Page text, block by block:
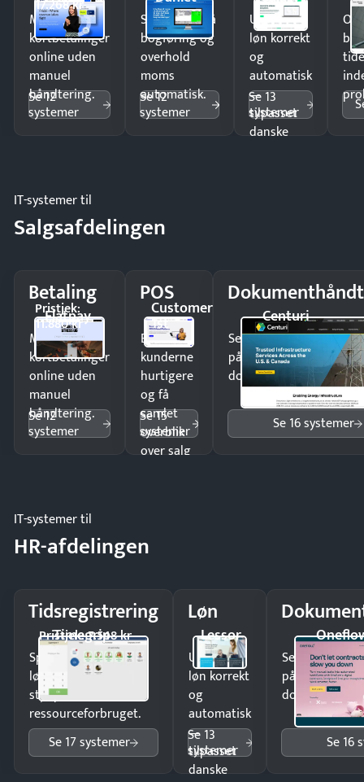
17.268 kr
Modtag
kortbetalinger
online uden
manuel
håndtering.
Se 12
systemer
Spar timer på
bogføring og
overhold
moms
automatisk.
Se 12
systemer
Udbetal
løn korrekt
og
automatisk
—
tilpasset
danske
Se 13
systemer
IT-systemer til
Salgsafdelingen
Betaling
Flatpay
Pristjek:
11.880 kr
Modtag
kortbetalinger
online uden
manuel
håndtering.
Se 12
systemer
POS
Customer
1st
Ekspedér
kunderne
hurtigere
og få
samlet
overblik
over salg
Se 15
systemer
Centuri
Send kontrakter til
på minutter og mist
dokumenter.
Se 16 systemer
IT-systemer til
HR-afdelingen
Tidsregistrering
Timegrip
Pristjek: 7.548 kr
Spar tid på
lønberegning og få
styr på
ressourceforbruget.
Se 17 systemer
Løn
Lessor
Udbetal
løn korrekt
og
automatisk
—
tilpasset
danske
Se 13
systemer
Send
på minutter
dokumenter.
Se 16